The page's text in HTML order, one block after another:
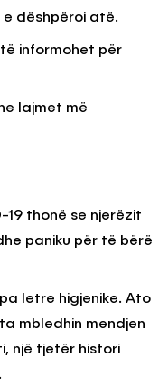
e dëshpëroi atë.
informohet për
lajmet më
19 thonë se njerëzit
paniku për të bërë
letre higjenike. Ato
mbledhin mendjen
një tjetër histori